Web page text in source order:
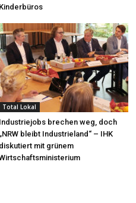
Kinderbüros
Total Lokal
Industriejobs brechen weg, doch
„NRW bleibt Industrieland“ – IHK
diskutiert mit grünem